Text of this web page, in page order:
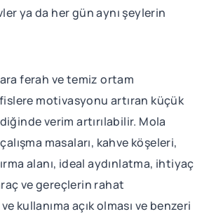
ya da her gün aynı şeylerin
ferah ve temiz ortam
motivasyonu artıran küçük
verim artırılabilir. Mola
masaları, kahve köşeleri,
alanı, ideal aydınlatma, ihtiyaç
ve gereçlerin rahat
kullanıma açık olması ve benzeri